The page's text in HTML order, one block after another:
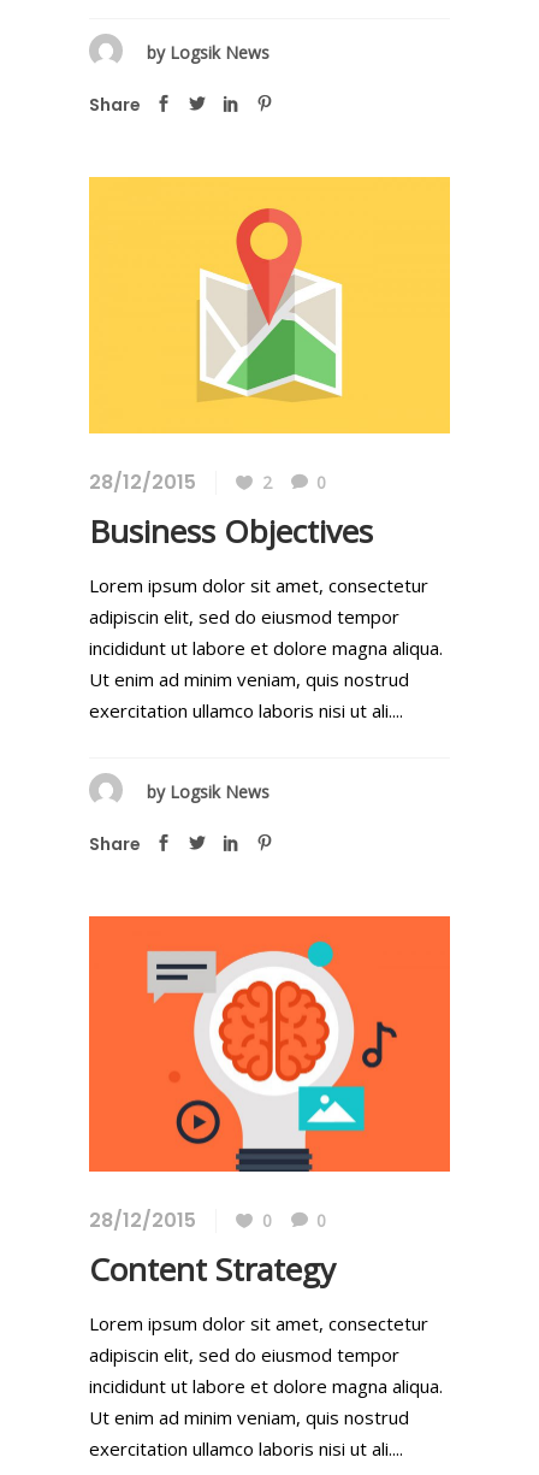
by Logsik News
Share
28/12/2015 2 0
Business Objectives
Lorem ipsum dolor sit amet, consectetur
adipiscin elit, sed do eiusmod tempor
incididunt ut labore et dolore magna aliqua.
Ut enim ad minim veniam, quis nostrud
exercitation ullamco laboris nisi ut ali....
by Logsik News
Share
28/12/2015 0 0
Content Strategy
Lorem ipsum dolor sit amet, consectetur
adipiscin elit, sed do eiusmod tempor
incididunt ut labore et dolore magna aliqua.
Ut enim ad minim veniam, quis nostrud
exercitation ullamco laboris nisi ut ali....